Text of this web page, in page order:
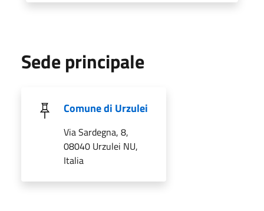
Sede principale
Comune di Urzulei
Via Sardegna, 8,
08040 Urzulei NU,
Italia